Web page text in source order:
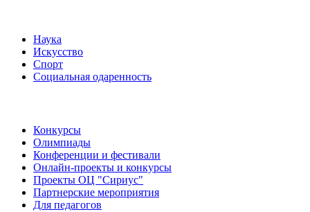
Наука
Искусство
Спорт
Социальная одаренность
Конкурсы
Олимпиады
Конференции и фестивали
Онлайн-проекты и конкурсы
Проекты ОЦ "Сириус"
Партнерские мероприятия
Для педагогов